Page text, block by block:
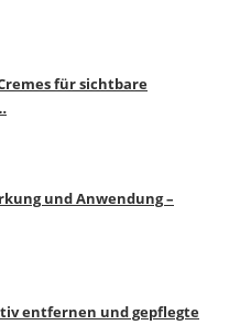
für sichtbare
und Anwendung –
entfernen und gepflegte